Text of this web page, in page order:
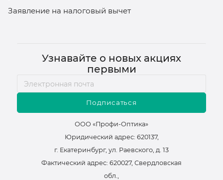
Заявление на налоговый вычет
Узнавайте о новых акциях
первыми
Подписаться
ООО «Профи-Оптика»
Юридический адрес: 620137,
г. Екатеринбург, ул. Раевского, д. 13
Фактический адрес: 620027, Свердловская
обл.,